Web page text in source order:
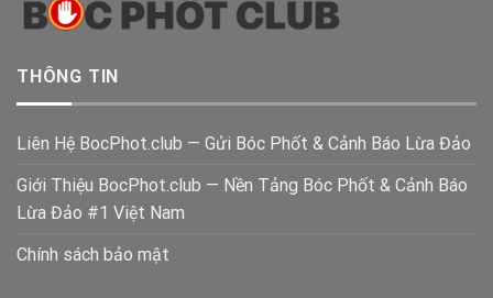
THÔNG TIN
Liên Hệ BocPhot.club — Gửi Bóc Phốt & Cảnh Báo Lừa Đảo
Giới Thiệu BocPhot.club — Nền Tảng Bóc Phốt & Cảnh Báo
Lừa Đảo #1 Việt Nam
Chính sách bảo mật